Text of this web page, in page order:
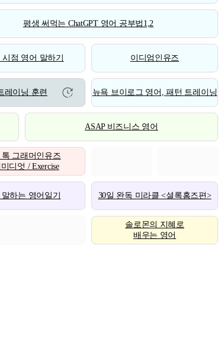
평생 써먹는 ChatGPT 영어 공부법1,2
시점 영어 말하기 이디엄인유즈
레이닝 훈련 뉴욕 브이로그 영어, 패턴 트레이닝
ASAP 비즈니스 영어
톡 그래머인유즈
디엇 / Exercise
하는 영어일기 30일 완독 미라클 <셜록홈즈편>
솔로몬의 지혜로
배우는 영어